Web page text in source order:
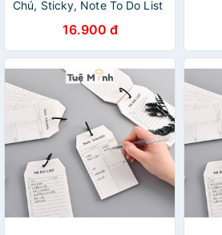
Chú, Sticky, Note To Do List
16.900 đ